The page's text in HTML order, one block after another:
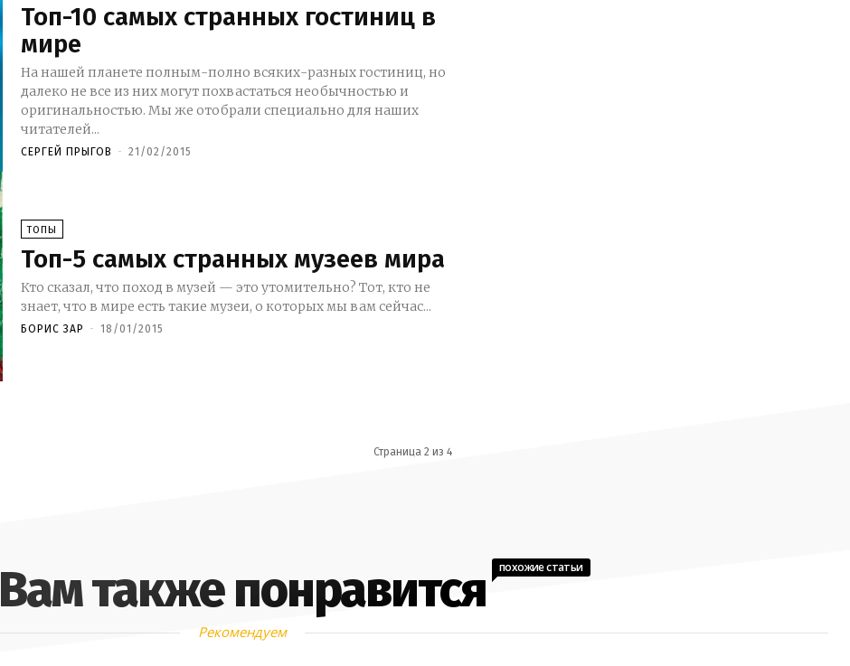
Топ-10 самых странных гостиниц в
мире
На нашей планете полным-полно всяких-разных гостиниц, но
далеко не все из них могут похвастаться необычностью и
оригинальностью. Мы же отобрали специально для наших
читателей...
СЕРГЕЙ ПРЫГОВ - 21/02/2015
ТОПЫ
Топ-5 самых странных музеев мира
Кто сказал, что поход в музей — это утомительно? Тот, кто не
знает, что в мире есть такие музеи, о которых мы вам сейчас...
БОРИС ЗАР - 18/01/2015
Страница 2 из 4
Вам также понравится похожие статьи
Рекомендуем